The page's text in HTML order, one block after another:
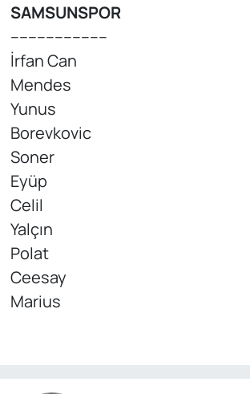
SAMSUNSPOR
----------------------
İrfan Can
Mendes
Yunus
Borevkovic
Soner
Eyüp
Celil
Yalçın
Polat
Ceesay
Marius